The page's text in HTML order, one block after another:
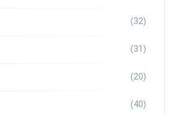
(32)
(31)
(20)
(40)